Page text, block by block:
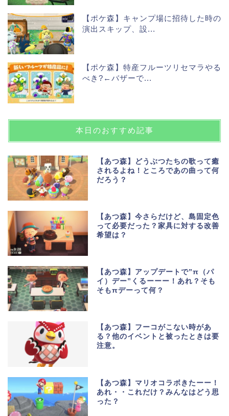
【ポケ森】キャンプ場に招待した時の
演出スキップ、設...
【ポケ森】特産フルーツリセマラやる
べき?←バザーで...
本日のおすすめ記事
【あつ森】どうぶつたちの歌って癒
されるよね！ところであの曲って何
だろう？
【あつ森】今さらだけど、島固定色
って必要だった？家具に対する改善
希望は？
【あつ森】アップデートで”π（パ
イ）デー”くるーーー！あれ？そも
そもπデーって何？
【あつ森】フーコがこない時があ
る？他のイベントと被ったときは要
注意。
【あつ森】マリオコラボきたーー！
あれ・・これだけ？みんなはどう思
った？